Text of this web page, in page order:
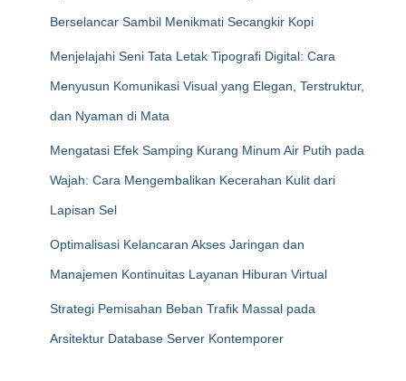
Berselancar Sambil Menikmati Secangkir Kopi
Menjelajahi Seni Tata Letak Tipografi Digital: Cara
Menyusun Komunikasi Visual yang Elegan, Terstruktur,
dan Nyaman di Mata
Mengatasi Efek Samping Kurang Minum Air Putih pada
Wajah: Cara Mengembalikan Kecerahan Kulit dari
Lapisan Sel
Optimalisasi Kelancaran Akses Jaringan dan
Manajemen Kontinuitas Layanan Hiburan Virtual
Strategi Pemisahan Beban Trafik Massal pada
Arsitektur Database Server Kontemporer